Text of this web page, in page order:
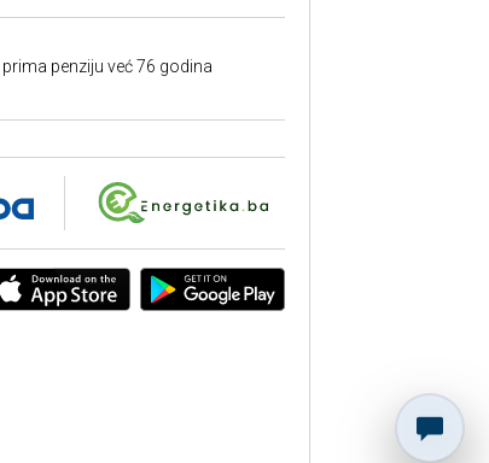
penziju već 76 godina